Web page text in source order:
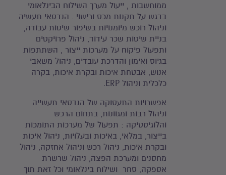
ממוחשבות , ייעול מערך השילוח הבינלאומי
בדגש על תקנות מכס ורישוי . הנדסאי תעשיה
וניהול רוכש מיומנויות בשיפור שיטות עבודה,
בניית שיטות שכר עידוד, ניהול פרויקטים
ותפעול פיקוח על מערכות ייצור , השתתפות
בגיוס ואימון והדרכת עובדים, ניהול משאבי
אנוש, אבטחת איכות ובקרת איכות, בקרה
כלכלית וניהול ERP.
אפשרויות התעסוקה של הנדסאי תעשייה
וניהול רבות ומגוונות, בתחום הרכש
והלוגיסטיקה : תפעול של מערכות התומכות
בייצור, במלאי, באיכות ובעלויות, ניהול איכות
ובקרת איכות, ניהול רכש וניהול אחזקה, ניהול
מחסנים ומערכת הפצה, ניהול שרשרת
אספקה, סחר ושילוח בינלאומי וכל זאת תוך